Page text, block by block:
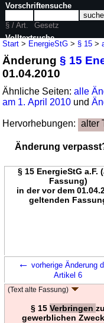
Start > EnergieStG > § 15 >
Änderung§ 15
01.04.2010
Ähnliche Seiten:alle
am 1. April 2010 und
Hervorhebungen: alter
Änderung
§ 15 EnergieStG a.F.
Fassung)
in der vor dem
geltenden
← vorherige Änderung
Artikel 6
(Text alte Fassung)
§ 15 Verbringen zu
gewerblichen
Vorschriftensuche
§ / Art.
Gesetz
Volltextsuche
nur in EnergieStG